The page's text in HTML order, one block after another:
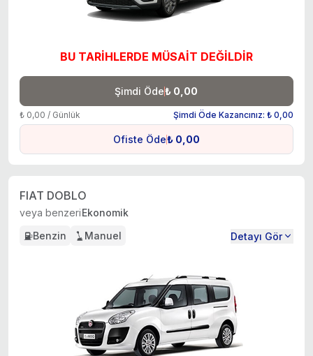
BU TARİHLERDE MÜSAİT DEĞİLDİR
Şimdi Öde₺ 0,00
₺ 0,00 / Günlük Şimdi Öde Kazancınız: ₺ 0,00
Ofiste Öde₺ 0,00
FIAT DOBLO
veya benzeriEkonomik
Benzin
Manuel Detayı Gör